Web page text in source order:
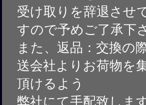
受け取りを辞退させ
すので予めご了承下
また、返品：交換の
送会社よりお荷物を
頂けるよう
弊社にて手配致しま